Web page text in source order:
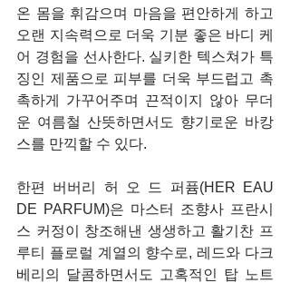
온 몸을 휘감으며 마음을 편안하게 하고
오랜 지속력으로 더욱 기분 좋은 바디 케
어 경험을 선사한다. 실키한 텍스쳐가 특
징인 제품으로 피부를 더욱 부드럽고 촉
촉하게 가꾸어주며 끈적이지 않아 무더
운 여름철 산뜻하면서도 향기로운 바캉
스를 만끽할 수 있다.
한편 버버리 허 오 드 퍼퓸(HER EAU
DE PARFUM)은 마스터 조향사 프란시
스 커정이 창조해낸 생생하고 활기찬 프
루티 플로럴 계열의 향수로, 레드와 다크
베리의 달콤하면서도 고혹적인 탑 노트